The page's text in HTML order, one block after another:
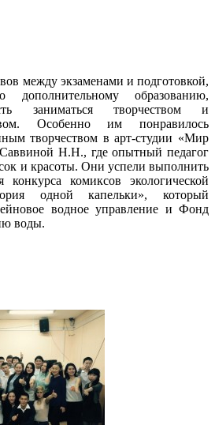
между экзаменами и подготовкой,
дополнительному образованию,
заниматься творчеством и
Особенно им понравилось
творчеством в арт-студии «Мир
Н.Н., где опытный педагог
и красоты. Они успели выполнить
конкурса комиксов экологической
одной капельки», который
водное управление и Фонд
воды.